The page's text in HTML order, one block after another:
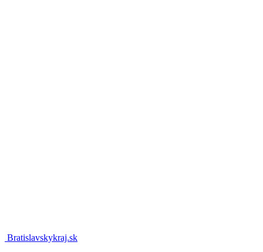
Bratislavskykraj.sk